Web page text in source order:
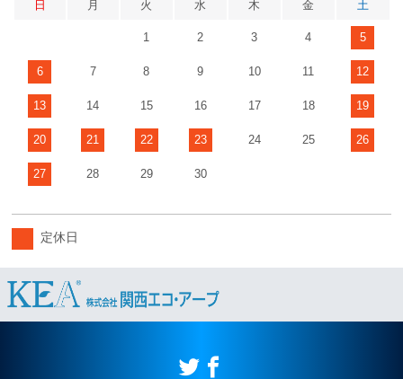
日 月 火 水 木 金 土
1 2 3 4 5
6 7 8 9 10 11 12
13 14 15 16 17 18 19
20 21 22 23 24 25 26
27 28 29 30
定休日